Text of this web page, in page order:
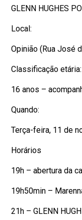
GLENN HUGHES
Local:
Opinião (Rua José
Classificação etária:
16 anos –
Quando:
Terça-feira, 11 de
Horários
19h – abertura da
19h50min –
21h – GLENN